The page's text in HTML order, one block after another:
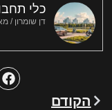
כלי
דן שומרון מאי
הקודם